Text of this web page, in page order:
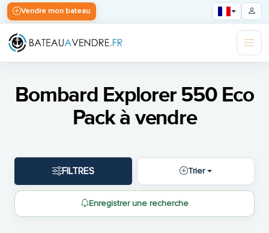
Vendre mon bateau
Bombard Explorer 550 Eco
Pack à vendre
FILTRES Trier
Enregistrer une recherche